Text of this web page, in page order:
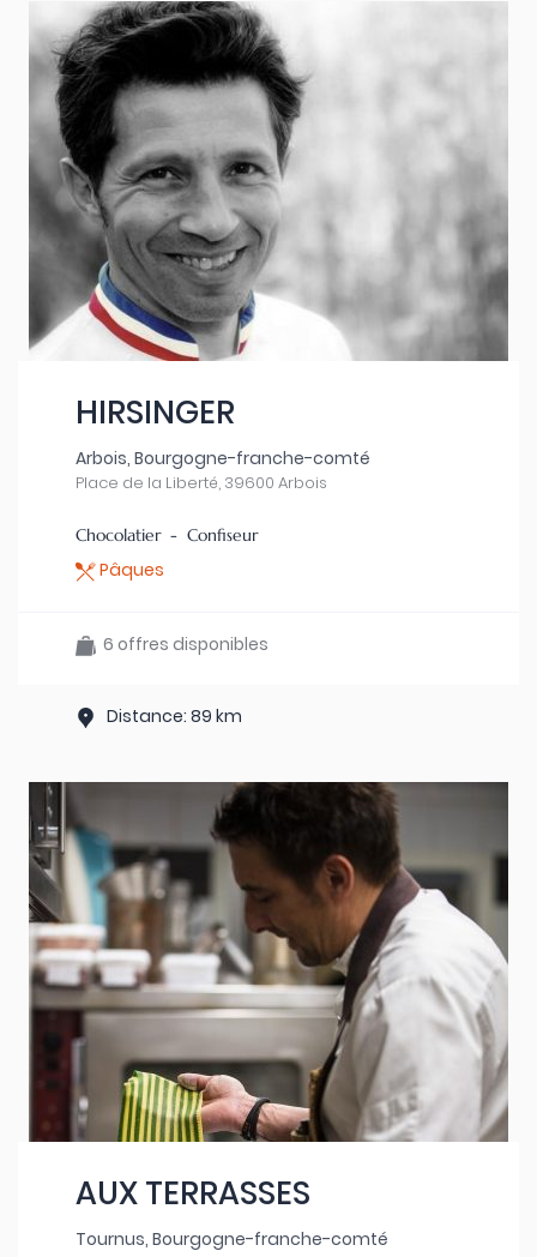
HIRSINGER
Arbois, Bourgogne-franche-comté
Place de la Liberté, 39600 Arbois
Chocolatier - Confiseur
Pâques
6 offres disponibles
Distance: 89 km
AUX TERRASSES
Tournus, Bourgogne-franche-comté